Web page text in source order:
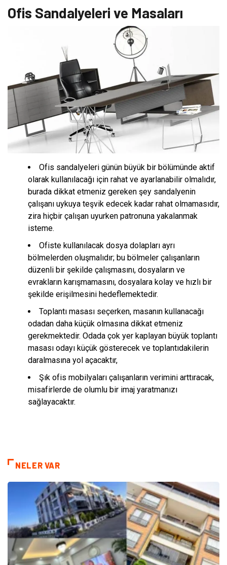
Ofis Sandalyeleri ve Masaları
Ofis sandalyeleri günün büyük bir bölümünde aktif
olarak kullanılacağı için rahat ve ayarlanabilir olmalıdır,
burada dikkat etmeniz gereken şey sandalyenin
çalışanı uykuya teşvik edecek kadar rahat olmamasıdır,
zira hiçbir çalışan uyurken patronuna yakalanmak
isteme.
Ofiste kullanılacak dosya dolapları ayrı
bölmelerden oluşmalıdır; bu bölmeler çalışanların
düzenli bir şekilde çalışmasını, dosyaların ve
evrakların karışmamasını, dosyalara kolay ve hızlı bir
şekilde erişilmesini hedeflemektedir.
Toplantı masası seçerken, masanın kullanacağı
odadan daha küçük olmasına dikkat etmeniz
gerekmektedir. Odada çok yer kaplayan büyük toplantı
masası odayı küçük gösterecek ve toplantıdakilerin
daralmasına yol açacaktır,
Şık ofis mobilyaları çalışanların verimini arttıracak,
misafirlerde de olumlu bir imaj yaratmanızı
sağlayacaktır.
NELER VAR